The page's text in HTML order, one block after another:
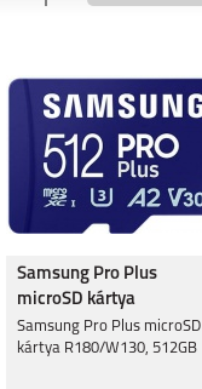
Samsung Pro Plus
microSD kártya
R180/W130, 512GB
Samsung Pro Plus microSD
kártya R180/W130, 512GB